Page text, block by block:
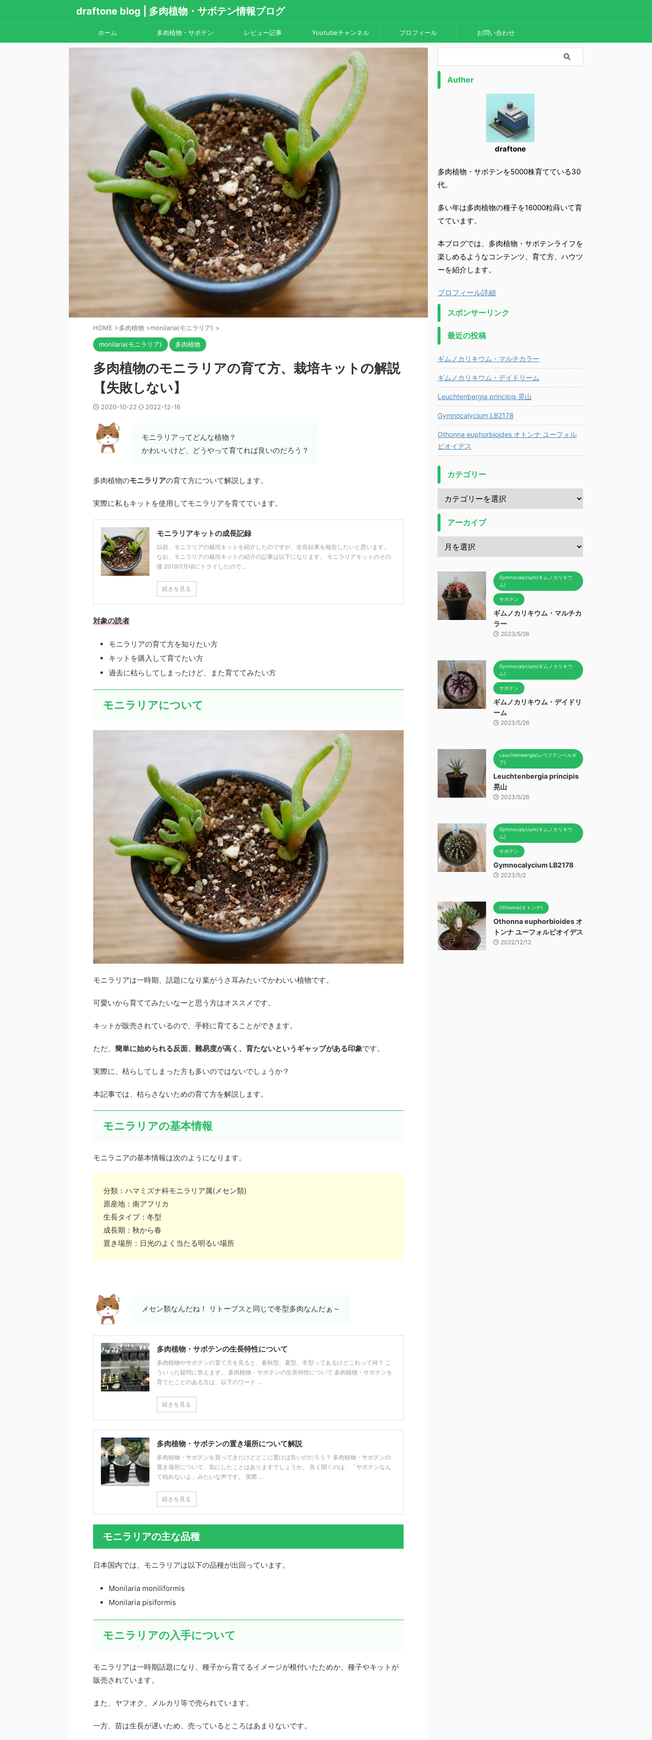
draftone blog | 多肉植物・サボテン情報ブログ
ホーム 多肉植物・サボテン レビュー記事 Youtubeチャンネル プロフィール お問い合わせ
HOME >多肉植物 >monilaria(モニラリア) >
monilaria(モニラリア) 多肉植物
多肉植物のモニラリアの育て方、栽培キットの解説
【失敗しない】
2020-10-22 2022-12-16
モニラリアってどんな植物？
かわいいけど、どうやって育てれば良いのだろう？
多肉植物のモニラリアの育て方について解説します。
実際に私もキットを使用してモニラリアを育てています。
モニラリアキットの成長記録
以前、モニラリアの栽培キットを紹介したのですが、生長結果を報告したいと思います。
なお、モニラリアの栽培キットの紹介の記事は以下になります。 モニラリアキットのその
後 2019/7月頃にトライしたので ...
続きを見る
対象の読者
モニラリアの育て方を知りたい方
キットを購入して育てたい方
過去に枯らしてしまったけど、また育ててみたい方
モニラリアについて
モニラリアは一時期、話題になり葉がうさ耳みたいでかわいい植物です。
可愛いから育ててみたいなーと思う方はオススメです。
キットが販売されているので、手軽に育てることができます。
ただ、 簡単に始められる反面、難易度が高く、育たないというギャップがある印象です。
実際に、枯らしてしまった方も多いのではないでしょうか？
本記事では、枯らさないための育て方を解説します。
モニラリアの基本情報
モニラニアの基本情報は次のようになります。
分類：ハマミズナ科モニラリア属(メセン類)
原産地：南アフリカ
生長タイプ：冬型
成長期：秋から春
置き場所：日光のよく当たる明るい場所
メセン類なんだね！ リトープスと同じで冬型多肉なんだぁ～
多肉植物・サボテンの生長特性について
多肉植物やサボテンの育て方を見ると、春秋型、夏型、冬型ってあるけどこれって何？ こ
ういった疑問に答えます。 多肉植物・サボテンの生長特性について 多肉植物・サボテンを
育てたことのある方は、以下のワード ...
続きを見る
多肉植物・サボテンの置き場所について解説
多肉植物・サボテンを買ってきたけどどこに置けば良いのだろう？ 多肉植物・サボテンの
置き場所について、気にしたことはありますでしょうか。 良く聞くのは、「サボテンなん
て枯れないよ」みたいな声です。 実際 ...
続きを見る
モニラリアの主な品種
日本国内では、モニラリアは以下の品種が出回っています。
Monilaria moniliformis
Monilaria pisiformis
モニラリアの入手について
モニラリアは一時期話題になり、種子から育てるイメージが根付いたためか、種子やキットが
販売されています。
また、ヤフオク、メルカリ等で売られています。
一方、苗は生長が遅いため、売っているところはあまりないです。
Auther
draftone
多肉植物・サボテンを5000株育てている30
代。
多い年は多肉植物の種子を16000粒蒔いて育
てています。
本ブログでは、多肉植物・サボテンライフを
楽しめるようなコンテンツ、育て方、ハウツ
ーを紹介します。
プロフィール詳細
スポンサーリンク
最近の投稿
ギムノカリキウム・マルチカラー
ギムノカリキウム・デイドリーム
Leuchtenbergia principis 晃山
Gymnocalycium LB2178
Othonna euphorbioides オトンナ ユーフォル
ビオイデス
カテゴリー
アーカイブ
Gymnocalycium(ギムノカリキウ
ム)
サボテン
ギムノカリキウム・マルチカ
ラー
2023/5/26
Gymnocalycium(ギムノカリキウ
ム)
サボテン
ギムノカリキウム・デイドリ
ーム
2023/5/26
Leuchtenbergia(レウクテンベルギ
ア)
Leuchtenbergia principis
晃山
2023/5/26
Gymnocalycium(ギムノカリキウ
ム)
サボテン
Gymnocalycium LB2178
2023/5/2
Othonna(オトンナ)
Othonna euphorbioides オ
トンナ ユーフォルビオイデス
2022/12/12